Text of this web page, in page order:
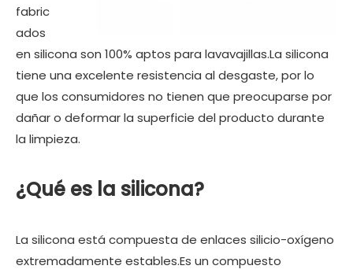
fabric
ados
en silicona son 100% aptos para lavavajillas.La silicona
tiene una excelente resistencia al desgaste, por lo
que los consumidores no tienen que preocuparse por
dañar o deformar la superficie del producto durante
la limpieza.
¿Qué es la silicona?
La silicona está compuesta de enlaces silicio-oxígeno
extremadamente estables.Es un compuesto